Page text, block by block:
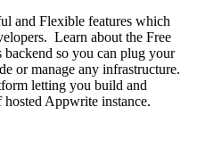
and Flexible features which
Learn about the Free
so you can plug your
or manage any infrastructure.
letting you build and
Appwrite instance.